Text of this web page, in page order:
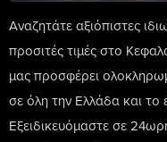
Αναζητάτε αξιόπιστες
προσιτές τιμές στο
μας προσφέρει
σε όλη την Ελλάδα και το
Εξειδικευόμαστε σε